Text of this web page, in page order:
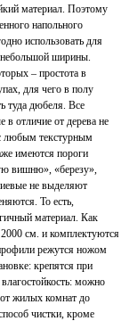
материал. Поэтому
напольного
использовать для
небольшой ширины.
– простота в
для чего в полу
туда дюбеля. Все
отличие от дерева не
любым текстурным
имеются пороги
вишню», «березу»,
не выделяют
То есть,
материал. Как
см. и комплектуются
режутся ножом
крепятся при
можно
жилых комнат до
чистки, кроме